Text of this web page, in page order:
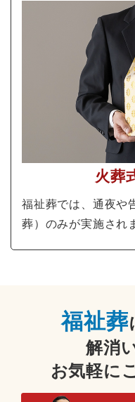
火葬
福祉葬では、通夜や
葬）のみが実施され
福祉葬
解消
お気軽に